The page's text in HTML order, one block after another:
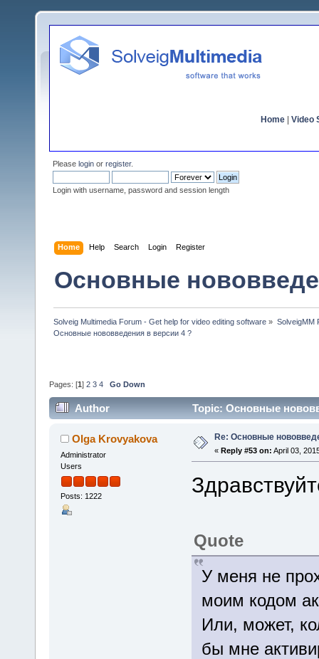
Home Video
Please login or register.
Login with username, password and session length
Home Help Search Login Register
Основные
Solveig Multimedia Forum - Get help for video editing software » SolveigMM
Основные нововведения в версии 4 ?
Pages: [1 ] 2 3 4 Go Down
Author Topic: Основные
Olga Krovyakova
Administrator
Users
Posts: 1222
Re: Основные
« Reply #53 on: April 03,
Quote
У меня не
моим кодом
Или, может,
бы мне